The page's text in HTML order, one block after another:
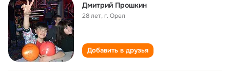
Дмитрий Прошкин
28 лет,г. Орел
Добавить в друзья